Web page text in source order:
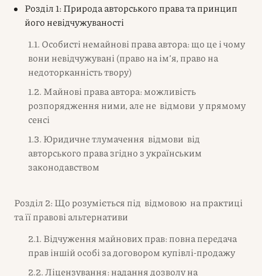
Розділ 1: Природа авторського права та принцип
його невідчужуваності
1.1. Особисті немайнові права автора: що це і чому
вони невідчужувані (право на ім’я, право на
недоторканність твору)
1.2. Майнові права автора: можливість
розпорядження ними, але не відмови у прямому
сенсі
1.3. Юридичне тлумачення відмови від
авторського права згідно з українським
законодавством
Розділ 2: Що розуміється під відмовою на практиці
та її правові альтернативи
2.1. Відчуження майнових прав: повна передача
прав іншій особі за договором купівлі-продажу
2.2. Ліцензування: надання дозволу на